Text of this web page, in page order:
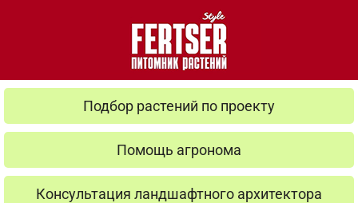
Подбор растений по проекту
Помощь агронома
Консультация ландшафтного архитектора